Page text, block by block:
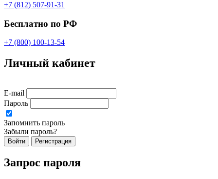
+7 (812) 507-91-31
Бесплатно по РФ
+7 (800) 100-13-54
Личный кабинет
E-mail
Пароль
Запомнить пароль
Забыли пароль?
Войти Регистрация
Запрос пароля